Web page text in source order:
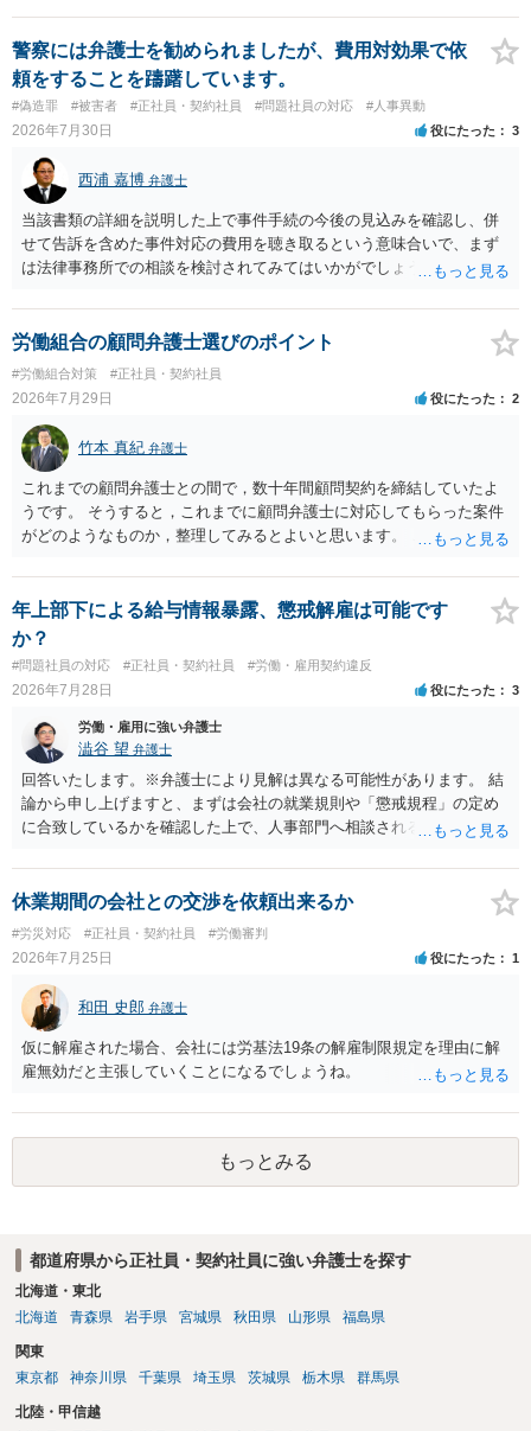
期間満了による退職は、業務労災への適用はありませんので、ご安心
ください。 仮に会社が打切り補償をせずに解雇した場合は、不当解雇
に当たります。 ＞労災の休業補償と、所得補償保険の保険金とは別
に、受け取れる金銭はありますでしょうか？ 業務労災の場合は、会社
の安全配慮義務違反が認められると解されますので、会社の損害賠償
責任（治療費、通院慰謝料、入院費、入院慰謝料、後遺障害慰謝料、
逸失利益等）が認められる可能性が高いと思われます。 また、業務労
災での第三者行為傷害（同僚の不注意等による事故）の場合は、当該
第三者の賠償責任も考えられます。 労災で支払われた分は、損害額か
ら控除（損益相殺）されますが、それを超えた部分は、会社もしく
は、第三者から支払ってもらうことになります。 会社等との交渉が必
要になると思います（良い会社でしたら、自ら話してくると思います
が・・・）。極めて専門的な話ですので、詳細もしくは対応を最寄り
の弁護士にご相談ください。 以上、ご参考まで。
警察には弁護士を勧められましたが、費用対効果で依
頼をすることを躊躇しています。
#偽造罪 #被害者 #正社員・契約社員 #問題社員の対応 #人事異動
2026年7月30日 役にたった 3
西浦 嘉博 弁護士
当該書類の詳細を説明した上で事件手続の今後の見込みを確認し、併
せて告訴を含めた事件対応の費用を聴き取るという意味合いで、まず
は法律事務所での相談を検討されてみてはいかがでしょうか。 上記、
労働組合の顧問弁護士選びのポイント
#労働組合対策 #正社員・契約社員
2026年7月29日 役にたった 2
竹本 真紀 弁護士
これまでの顧問弁護士との間で，数十年間顧問契約を締結していたよ
うです。 そうすると，これまでに顧問弁護士に対応してもらった案件
がどのようなものか，整理してみるとよいと思います。 これにより，
事務所を比較した上で，弁護士と面談をする際，そのような案件に対
応してもらえるのかが重要だと思います。 ただ，組合員の相談内容に
ついて，分野を絞っているのか，それともどのような分野でもよいと
いうことで法律相談を依頼しているかの観点も重要です。 組合員とす
れば，相談だけではなく，できれば受任まで考えている場合も多いと
思います。 そうすると，労働組合としての相談だけではなく，基本的
に全ての分野を対象にして考える必要もあるかもしれません。 そうで
ないと，相談内容によって，対応が変わってしまうこともあると思い
ます。 組合員の相談についても，基本的に受任まで考えてもらえるこ
とができるのかも検討要素の一つかもしれません。
年上部下による給与情報暴露、懲戒解雇は可能です
か？
#問題社員の対応 #正社員・契約社員 #労働・雇用契約違反
2026年7月28日 役にたった 3
労働・雇用に強い弁護士
澁谷 望 弁護士
回答いたします。※弁護士により見解は異なる可能性があります。 結
論から申し上げますと、まずは会社の就業規則や「懲戒規程」の定め
に合致しているかを確認した上で、人事部門へ相談されることが最優
ものの、重い懲戒処分の対象には十分なり得ます。 名誉や評価の回復
については、会社側に「部下の不正行為による情報漏洩」と正式に認
定させ、誤認した他部署への適切なフォローや周知を求めるのが有効
です。 あるいは、懲戒があったことを社内で周知される手続があるの
ならば、それにより軽微ながら回復はできるかもしれません。 さらに
個人としても、相手に対してプライバシー侵害等に基づく損害賠償
（慰謝料）を請求する選択肢がありえます（ただし、金額は多額にな
らない可能性があります。）。
休業期間の会社との交渉を依頼出来るか
#労災対応 #正社員・契約社員 #労働審判
2026年7月25日 役にたった 1
和田 史郎 弁護士
仮に解雇された場合、会社には労基法19条の解雇制限規定を理由に解
雇無効だと主張していくことになるでしょうね。
もっとみる
都道府県から正社員・契約社員に強い弁護士を探す
北海道・東北
北海道
青森県 岩手県 宮城県 秋田県 山形県 福島県
関東
東京都
神奈川県 千葉県 埼玉県 茨城県 栃木県 群馬県
北陸・甲信越